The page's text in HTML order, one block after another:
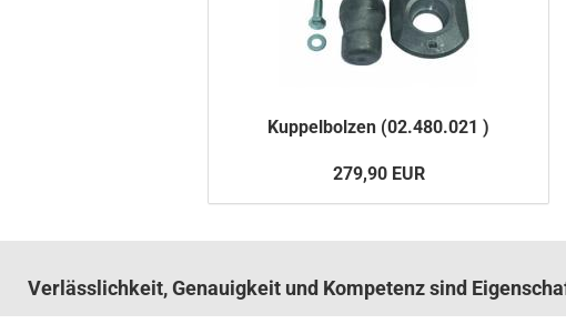
Kup­pel­bol­zen (02.480.021 )
279,90 EUR
Verlässlichkeit, Genauigkeit und Kompetenz sind